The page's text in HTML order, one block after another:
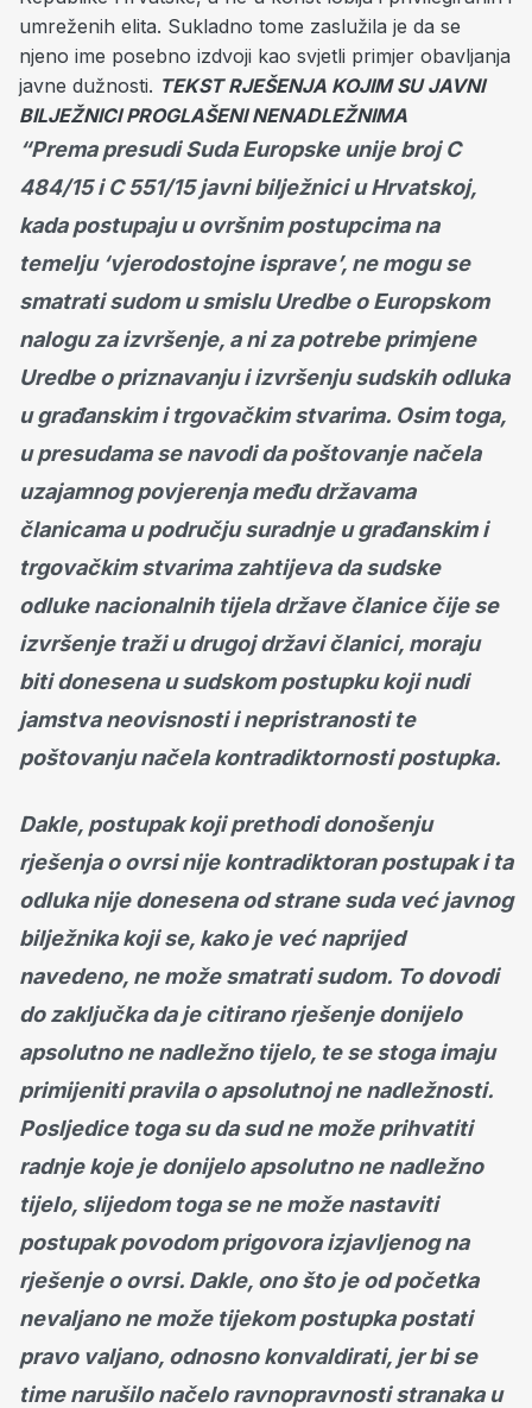
umreženih elita. Sukladno tome zaslužila je da se
njeno ime posebno izdvoji kao svjetli primjer obavljanja
javne dužnosti. TEKST RJEŠENJA KOJIM SU JAVNI
BILJEŽNICI PROGLAŠENI NENADLEŽNIMA
“Prema presudi Suda Europske unije broj C
484/15 i C 551/15 javni bilježnici u Hrvatskoj,
kada postupaju u ovršnim postupcima na
temelju ‘vjerodostojne isprave’, ne mogu se
smatrati sudom u smislu Uredbe o Europskom
nalogu za izvršenje, a ni za potrebe primjene
Uredbe o priznavanju i izvršenju sudskih odluka
u građanskim i trgovačkim stvarima. Osim toga,
u presudama se navodi da poštovanje načela
uzajamnog povjerenja među državama
članicama u području suradnje u građanskim i
trgovačkim stvarima zahtijeva da sudske
odluke nacionalnih tijela države članice čije se
izvršenje traži u drugoj državi članici, moraju
biti donesena u sudskom postupku koji nudi
jamstva neovisnosti i nepristranosti te
poštovanju načela kontradiktornosti postupka.
Dakle, postupak koji prethodi donošenju
rješenja o ovrsi nije kontradiktoran postupak i ta
odluka nije donesena od strane suda već javnog
bilježnika koji se, kako je već naprijed
navedeno, ne može smatrati sudom. To dovodi
do zaključka da je citirano rješenje donijelo
apsolutno ne nadležno tijelo, te se stoga imaju
primijeniti pravila o apsolutnoj ne nadležnosti.
Posljedice toga su da sud ne može prihvatiti
radnje koje je donijelo apsolutno ne nadležno
tijelo, slijedom toga se ne može nastaviti
postupak povodom prigovora izjavljenog na
rješenje o ovrsi. Dakle, ono što je od početka
nevaljano ne može tijekom postupka postati
pravo valjano, odnosno konvaldirati, jer bi se
time narušilo načelo ravnopravnosti stranaka u